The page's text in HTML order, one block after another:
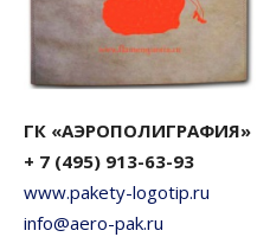
ГК «АЭРОПОЛИГРАФИЯ»
+ 7 (495) 913-63-93
www.pakety-logotip.ru
info@aero-pak.ru